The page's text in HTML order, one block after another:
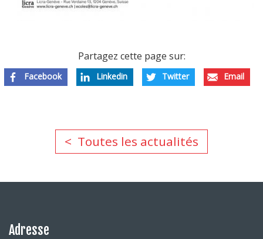
Partagez cette page sur:
Facebook Linkedin Twitter Email
Toutes les actualités
Adresse